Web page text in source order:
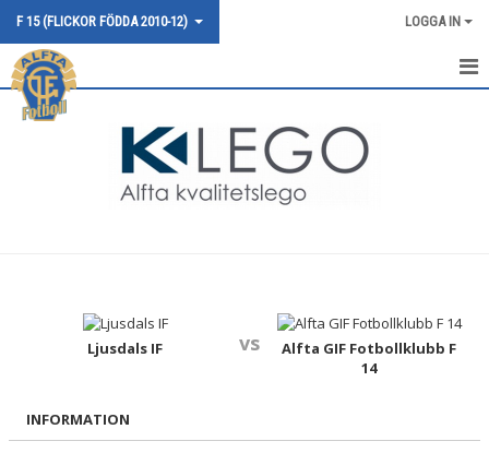
F 15 (FLICKOR FÖDDA 2010-12) LOGGA IN
HEM
BILDGALLERI
KONTAKT
Ljusdals IF vs
Alfta GIF Fotbollklubb F
14
INFORMATION